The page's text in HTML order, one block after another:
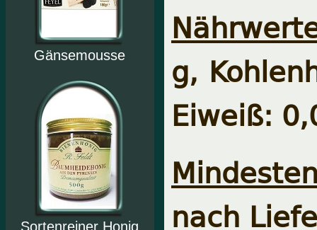
Gänsemousse
Sortenreiner Honig
g,
Eiweiß:
nach